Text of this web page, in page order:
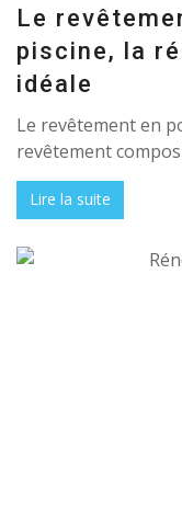
Le
piscine, la
idéale
Le revêtement en
revêtement
Lire la suite